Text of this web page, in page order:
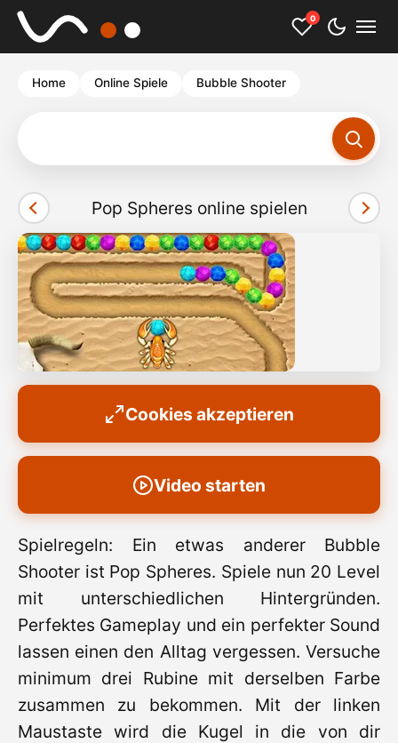
0
Home Online Spiele Bubble Shooter
Pop Spheres online spielen
Cookies akzeptieren
Video starten
Spielregeln: Ein etwas anderer Bubble
Shooter ist Pop Spheres. Spiele nun 20 Level
mit unterschiedlichen Hintergründen.
Perfektes Gameplay und ein perfekter Sound
lassen einen den Alltag vergessen. Versuche
minimum drei Rubine mit derselben Farbe
zusammen zu bekommen. Mit der linken
Maustaste wird die Kugel in die von dir